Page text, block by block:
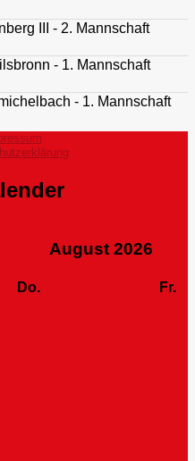
III - 2. Mannschaft
- 1. Mannschaft
- 1. Mannschaft
August 2026
Do. Fr.